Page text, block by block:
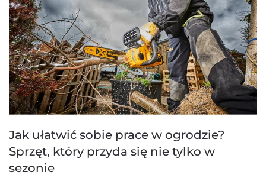
Jak ułatwić sobie prace w ogrodzie?
Sprzęt, który przyda się nie tylko w
sezonie